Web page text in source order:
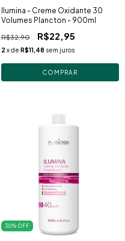
Ilumina - Creme Oxidante 30
Volumes Plancton - 900ml
R$32,90 R$22,95
2 x de R$11,48 sem juros
30% OFF